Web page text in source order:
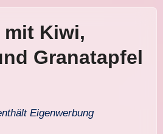
Kiwi,
Granatapfel
Eigenwerbung